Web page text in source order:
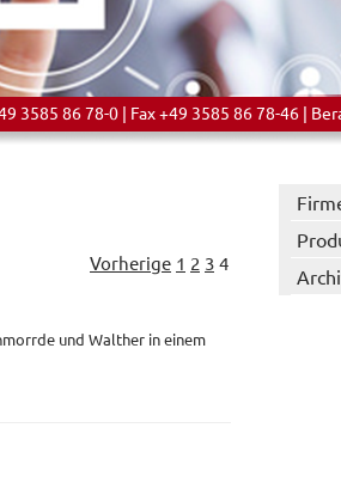
3585 86 78-0 | Fax +49 3585 86 78-46 |
Vorherige 1 2 3 4
und Walther in einem